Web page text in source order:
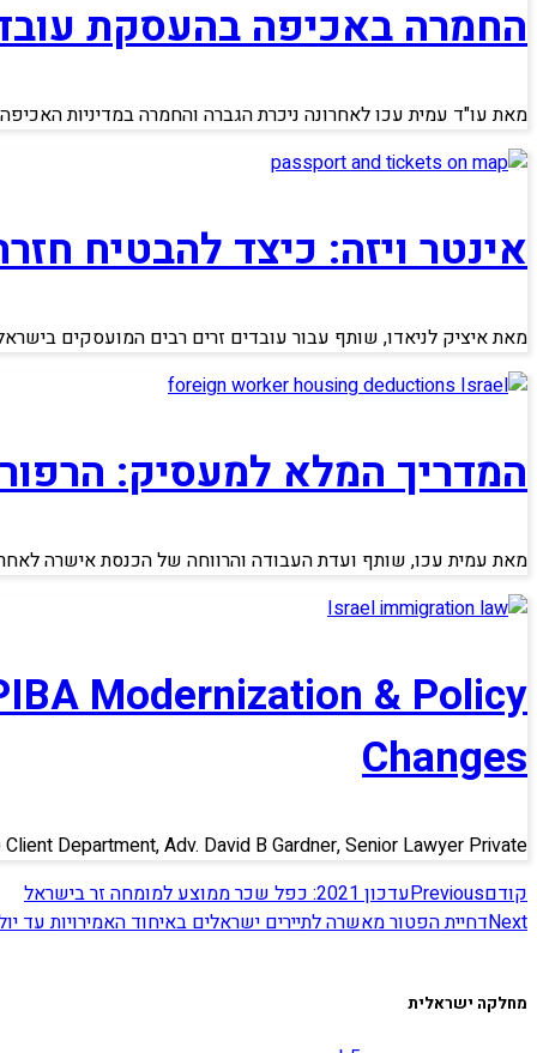
החמרה באכיפה בהעסקת
מאת עו"ד עמית עכו לאחרונה ניכרת הגברה והחמרה במדיניות
אינטר ויזה: כיצד להבטיח
מאת איציק לניאדו, שותף עבור עובדים זרים רבים המועסקים
המדריך המלא למעסיק:
מאת עמית עכו, שותף ועדת העבודה והרווחה של הכנסת אישרה
Modernization & Policy
Changes
Department, Adv. David B Gardner, Senior Lawyer Private
קודםPreviousעדכון 2021: כפל שכר ממוצע למומחה זר בישראל
Nextדחיית הפטור מאשרה לתיירים ישראלים באיחוד האמירויות עד יולי
מחלקה ישראלית